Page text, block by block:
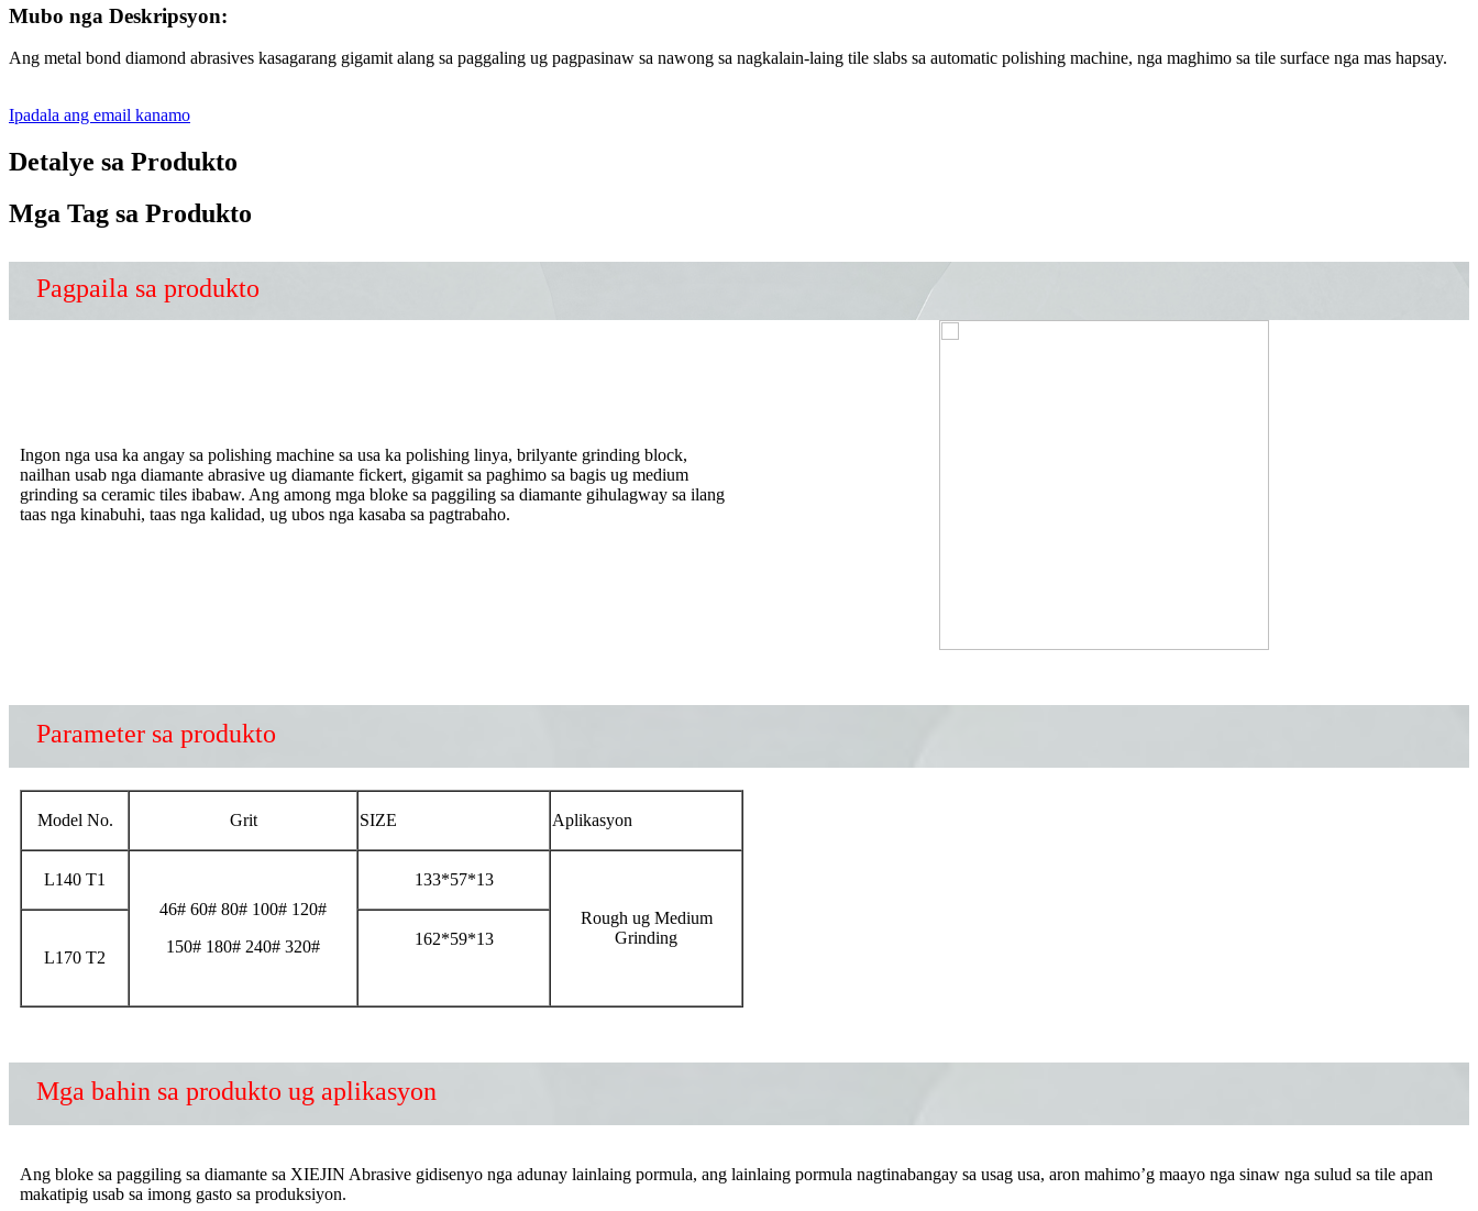
Mubo nga Deskripsyon:
Ang metal bond diamond abrasives kasagarang gigamit alang sa paggaling ug pagpasinaw sa nawong sa nagkalain-laing tile slabs sa automatic polishing machine, nga maghimo sa tile surface nga mas hapsay.
Ipadala ang email kanamo
Detalye sa Produkto
Mga Tag sa Produkto
Pagpaila sa produkto
Ingon nga usa ka angay sa polishing machine sa usa ka polishing linya, brilyante grinding block,
nailhan usab nga diamante abrasive ug diamante fickert, gigamit sa paghimo sa bagis ug medium
grinding sa ceramic tiles ibabaw. Ang among mga bloke sa paggiling sa diamante gihulagway sa ilang
taas nga kinabuhi, taas nga kalidad, ug ubos nga kasaba sa pagtrabaho.
Parameter sa produkto
Model No. Grit SIZE Aplikasyon
L140 T1
46# 60# 80# 100# 120#
150# 180# 240# 320#
133*57*13
Rough ug Medium
Grinding
L170 T2
162*59*13
Mga bahin sa produkto ug aplikasyon
Ang bloke sa paggiling sa diamante sa XIEJIN Abrasive gidisenyo nga adunay lainlaing pormula, ang lainlaing pormula nagtinabangay sa usag usa, aron mahimo’g maayo nga sinaw nga sulud sa tile apan
makatipig usab sa imong gasto sa produksiyon.